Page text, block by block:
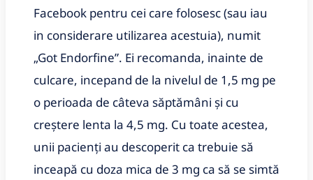
Facebook pentru cei care folosesc (sau iau
in considerare utilizarea acestuia), numit
„Got Endorfine”. Ei recomanda, inainte de
culcare, incepand de la nivelul de 1,5 mg pe
o perioada de câteva săptămâni și cu
creștere lenta la 4,5 mg. Cu toate acestea,
unii pacienți au descoperit ca trebuie să
inceapă cu doza mica de 3 mg ca să se simtă